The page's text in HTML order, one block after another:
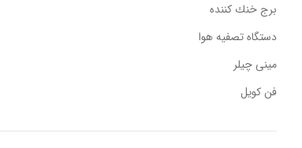
برج خنك كننده
دستگاه تصفيه هوا
مینی چیلر
فن کویل